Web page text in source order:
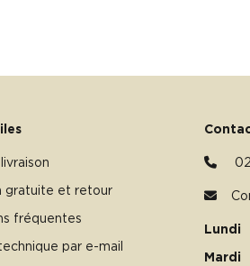
gratuite et retour
fréquentes
par e-mail
Lundi
Mardi